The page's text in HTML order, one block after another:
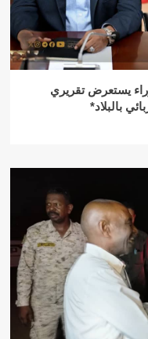
يستعرض تقريري
بالبلاد*